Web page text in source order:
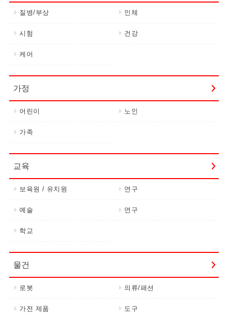
질병/부상 인체
시험 건강
케어
가정
어린이 노인
가족
교육
보육원 / 유치원 연구
예술 연구
학교
물건
로봇 의류/패션
가전 제품 도구